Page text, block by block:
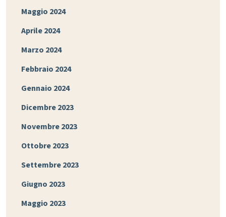
Maggio 2024
Aprile 2024
Marzo 2024
Febbraio 2024
Gennaio 2024
Dicembre 2023
Novembre 2023
Ottobre 2023
Settembre 2023
Giugno 2023
Maggio 2023